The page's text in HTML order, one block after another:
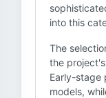
into this
The
the
Early-stage
models,